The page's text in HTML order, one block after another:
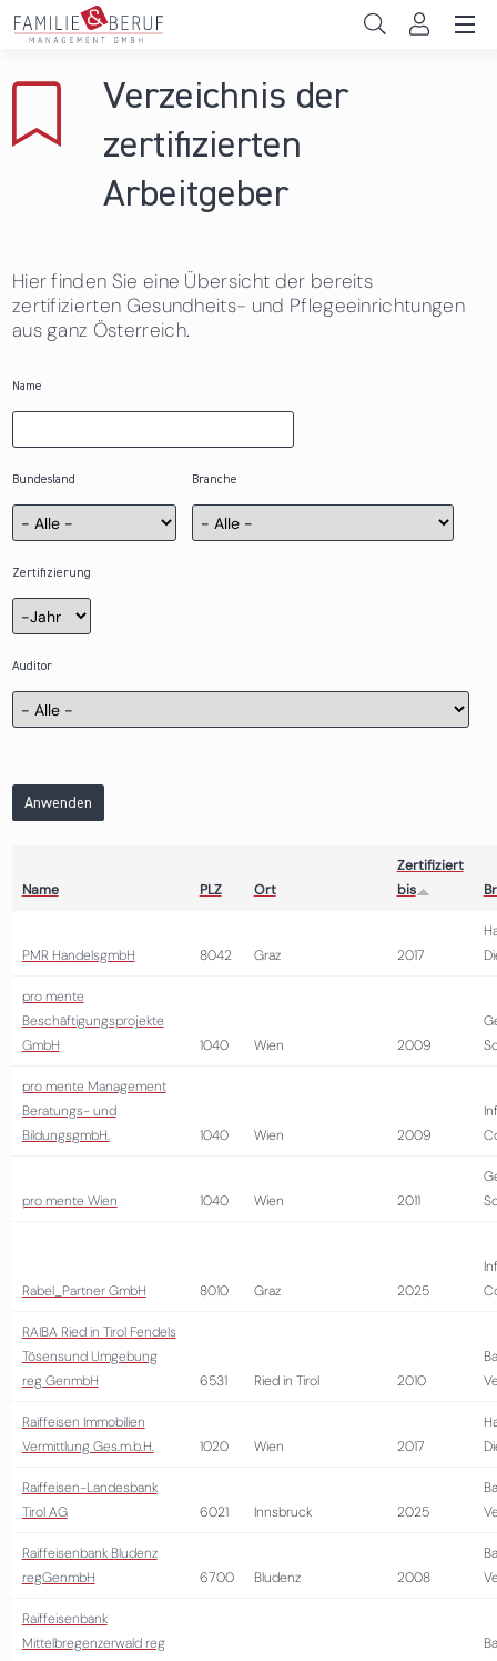
Direkt zum Inhalt
Gemeinden
Das sind wir
News & Events
Verzeichnis der
zertifizierten
Arbeitgeber
Hier finden Sie eine Übersicht der bereits
zertifizierten Gesundheits- und Pflegeeinrichtungen
aus ganz Österreich.
Name
Bundesland Branche
Zertifizierung
Zertifizierung
Jahr
Auditor
Anwenden
Name PLZ Ort
Zertifiziert
bis
PMR HandelsgmbH 8042 Graz 2017
pro mente
Beschäftigungsprojekte
GmbH
1040 Wien 2009
pro mente Management
Beratungs- und
BildungsgmbH.
1040 Wien 2009
pro mente Wien 1040 Wien 2011
Rabel_Partner GmbH 8010 Graz 2025
RAIBA Ried in Tirol Fendels
Tösensund Umgebung
reg GenmbH
6531 Ried in Tirol 2010
Raiffeisen Immobilien
Vermittlung Ges.m.b.H.
1020 Wien 2017
Raiffeisen-Landesbank
Tirol AG
6021 Innsbruck 2025
Raiffeisenbank Bludenz
regGenmbH
6700 Bludenz 2008
Raiffeisenbank
Mittelbregenzerwald reg